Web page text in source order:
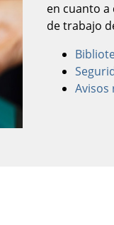
en cuanto
de trabajo
Avisos